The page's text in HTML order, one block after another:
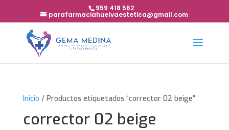
959 418 562
parafarmaciahuelvaestetica@gmail.com
Inicio / Productos etiquetados “corrector 02 beige”
corrector 02 beige